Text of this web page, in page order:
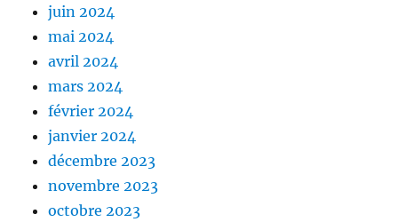
juin 2024
mai 2024
avril 2024
mars 2024
février 2024
janvier 2024
décembre 2023
novembre 2023
octobre 2023